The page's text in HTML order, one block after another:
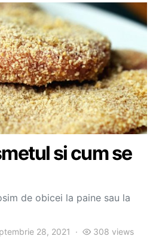
si cum se
de obicei la paine sau la
28, 2021 308 views